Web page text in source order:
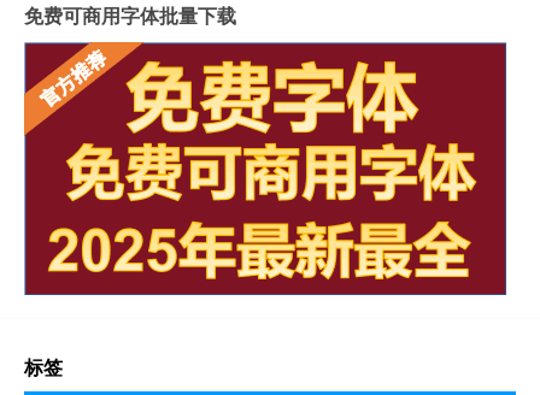
免费可商用字体批量下载
标签